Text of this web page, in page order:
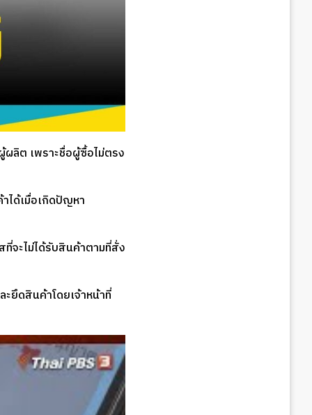
ผลิต เพราะชื่อผู้ซื้อไม่ตรง
ได้เมื่อเกิดปัญหา
จะไม่ได้รับสินค้าตามที่สั่ง
ยึดสินค้าโดยเจ้าหน้าที่